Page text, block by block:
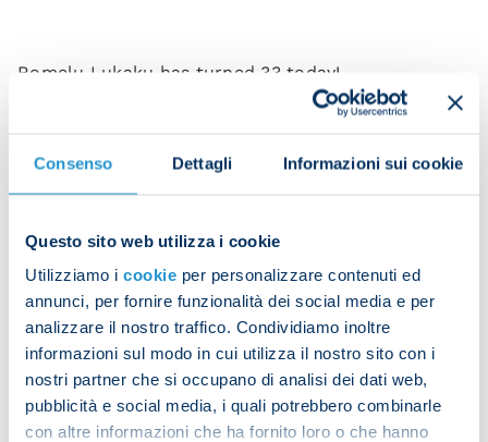
Consenso Dettagli Informazioni sui cookie
Questo sito web utilizza i cookie
Utilizziamo i cookie per personalizzare contenuti ed
annunci, per fornire funzionalità dei social media e per
analizzare il nostro traffico. Condividiamo inoltre
informazioni sul modo in cui utilizza il nostro sito con i
nostri partner che si occupano di analisi dei dati web,
pubblicità e social media, i quali potrebbero combinarle
con altre informazioni che ha fornito loro o che hanno
Romelu Lukaku has turned 33 today!
The Napoli forward was born on 13 May 1993.
President Aurelio De Laurentiis and everyone at
the club would like to wish him a very happy
Lukaku made his Azzurri debut on 31 August 2024,
in a 2-1 victory over Parma. He has made 45
appearances and scored 14 goals so far for the
club. Since being at Napoli the Belgian has won a
Scudetto, scoring in the decisive match against
Cagliari, and an Italian Super Cup.